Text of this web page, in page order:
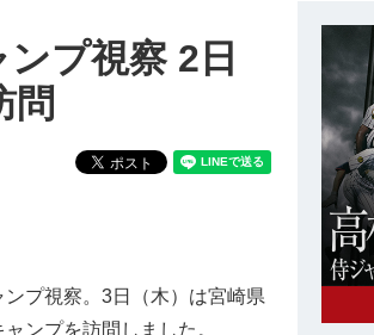
プ視察 2日
問
プ視察。3日（木）は宮崎県
ンプを訪問しました。